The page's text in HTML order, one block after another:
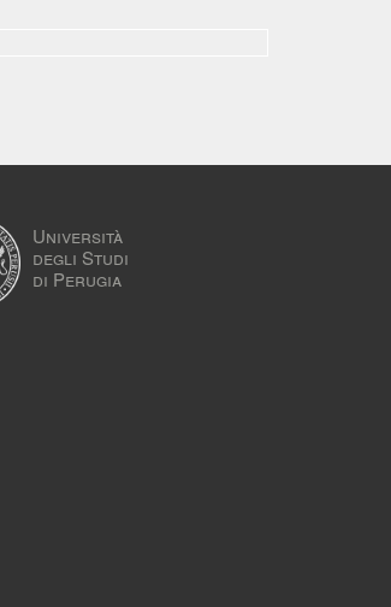
Università
degli Studi
di Perugia